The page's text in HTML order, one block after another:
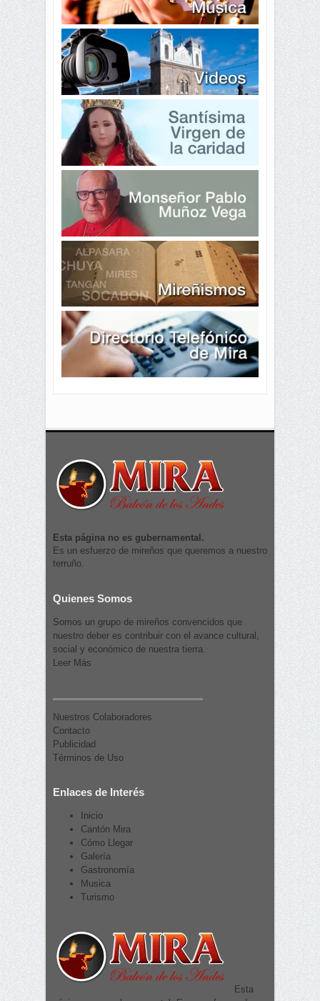
Esta página no es gubernamental.
Es un esfuerzo de mireños que queremos a nuestro
terruño.
Quienes Somos
Somos un grupo de mireños convencidos que
nuestro deber es contribuir con el avance cultural,
social y económico de nuestra tierra.
Leer Más
Nuestros Colaboradores
Contacto
Publicidad
Términos de Uso
Enlaces de Interés
Inicio
Cantón Mira
Cómo Llegar
Galería
Gastronomía
Musica
Turismo
Esta